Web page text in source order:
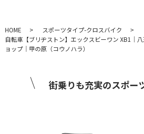
HOME
スポーツタイプ-クロスバイク
自転車【ブリヂストン】エックスビーワン XB1｜
ョップ｜甲の原（コウノハラ）
街乗りも充実のスポー